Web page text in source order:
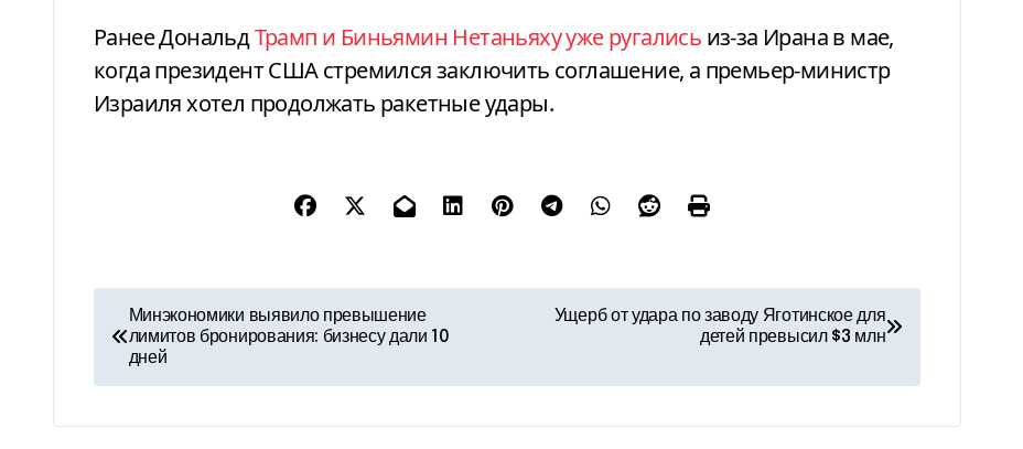
Ранее ДональдТрамп и Биньямин Нетаньяху уже ругались из-за Ирана в мае,
когда президент США стремился заключить соглашение, а премьер-министр
Израиля хотел продолжать ракетные удары.
в
Минэкономики выявило превышение
лимитов бронирования: бизнесу дали 10
дней
Ущерб от удара по заводу Яготинское для
детей превысил $3 млн